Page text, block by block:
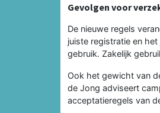
Gevolgen voor
De nieuwe regels
juiste registratie en
gebruik. Zakelijk
Ook het gewicht van
de Jong adviseert
acceptatieregels van